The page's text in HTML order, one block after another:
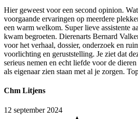
Hier geweest voor een second opinion.
voorgaande ervaringen op meerdere
een warm welkom. Super lieve assistente
kwam begroeten. Dierenarts Bernard
voor het verhaal, dossier, onderzoek en
voorlichting en geruststelling. Je ziet dat
serieus nemen en echt liefde voor de
als eigenaar zien staan met al je zorgen.
Chm Litjens
12 september 2024